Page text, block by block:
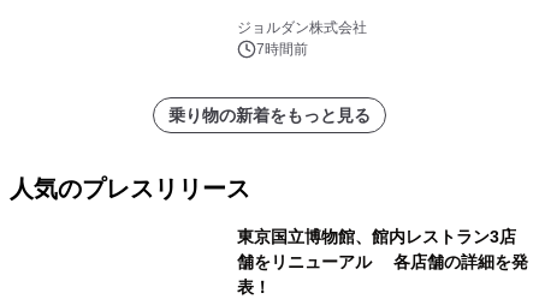
ジョルダン株式会社
7時間前
乗り物の新着をもっと見る
人気のプレスリリース
東京国立博物館、館内レストラン3店
舗をリニューアル 各店舗の詳細を発
表！